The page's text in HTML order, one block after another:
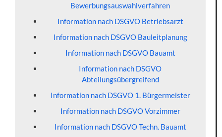
Bewerbungsauswahlverfahren
Information nach DSGVO Betriebsarzt
Information nach DSGVO Bauleitplanung
Information nach DSGVO Bauamt
Information nach DSGVO
Abteilungsübergreifend
Information nach DSGVO 1. Bürgermeister
Information nach DSGVO Vorzimmer
Information nach DSGVO Techn. Bauamt